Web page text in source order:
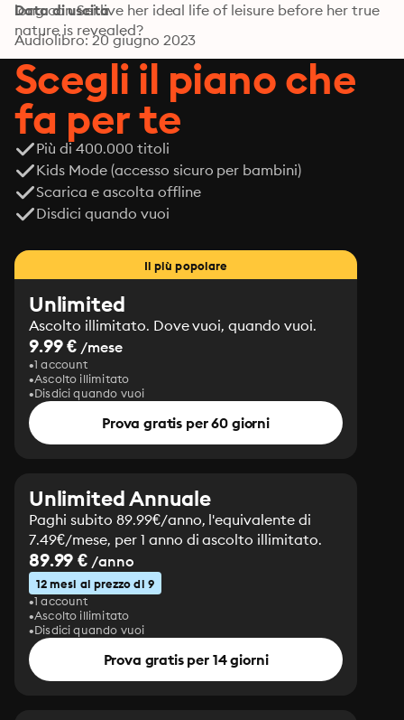
long can Sei live her ideal life of leisure before her true
nature is revealed?
Data di uscita
Audiolibro: 20 giugno 2023
Scegli il piano che
fa per te
Più di 400.000 titoli
Kids Mode (accesso sicuro per bambini)
Scarica e ascolta offline
Disdici quando vuoi
Il più popolare
Unlimited
Ascolto illimitato. Dove vuoi, quando vuoi.
9.99 € /mese
1 account
Ascolto illimitato
Disdici quando vuoi
Prova gratis per 60 giorni
Unlimited Annuale
Paghi subito 89.99€/anno, l'equivalente di
7.49€/mese, per 1 anno di ascolto illimitato.
89.99 € /anno
12 mesi al prezzo di 9
1 account
Ascolto illimitato
Disdici quando vuoi
Prova gratis per 14 giorni